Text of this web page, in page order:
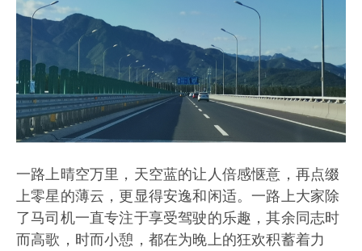
一路上晴空万里，天空蓝的让人倍感惬意，再点缀
上零星的薄云，更显得安逸和闲适。一路上大家除
了马司机一直专注于享受驾驶的乐趣，其余同志时
而高歌，时而小憩，都在为晚上的狂欢积蓄着力